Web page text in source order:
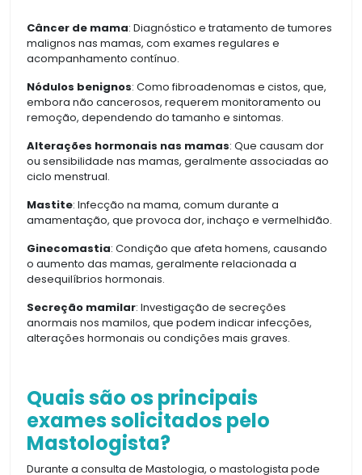
Câncer de mama: Diagnóstico e tratamento de tumores
malignos nas mamas, com exames regulares e
acompanhamento contínuo.
Nódulos benignos: Como fibroadenomas e cistos, que,
embora não cancerosos, requerem monitoramento ou
remoção, dependendo do tamanho e sintomas.
Alterações hormonais nas mamas: Que causam dor
ou sensibilidade nas mamas, geralmente associadas ao
ciclo menstrual.
Mastite: Infecção na mama, comum durante a
amamentação, que provoca dor, inchaço e vermelhidão.
Ginecomastia: Condição que afeta homens, causando
o aumento das mamas, geralmente relacionada a
desequilíbrios hormonais.
Secreção mamilar: Investigação de secreções
anormais nos mamilos, que podem indicar infecções,
alterações hormonais ou condições mais graves.
Quais são os principais
exames solicitados pelo
Mastologista?
Durante a consulta de Mastologia, o mastologista pode